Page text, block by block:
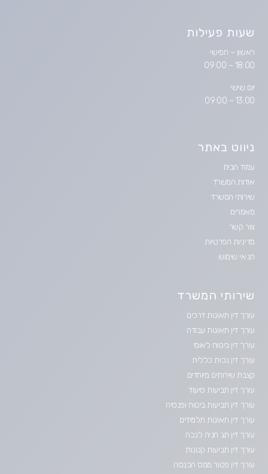
שעות פעילות
ראשון – חמישי
18:00 – 09:00
יום שישי
13:00 – 09:00
ניווט באתר
עמוד הבית
אודות המשרד
שירותי המשרד
מאמרים
צור קשר
מדיניות הפרטיות
תנאי שימוש
שירותי המשרד
עורך דין תאונות דרכים
עורך דין תאונות עבודה
עורך דין ביטוח לאומי
עורך דין נכות כללית
קצבת שירותים מיוחדים
עורך דין תביעות סיעוד
עורך דין תביעות ביטוח ופנסיה
עורך דין תאונות תלמידים
עורך דין תג חניה לנכה
עורך דין תביעות קטנות
עורך דין פטור ממס הכנסה